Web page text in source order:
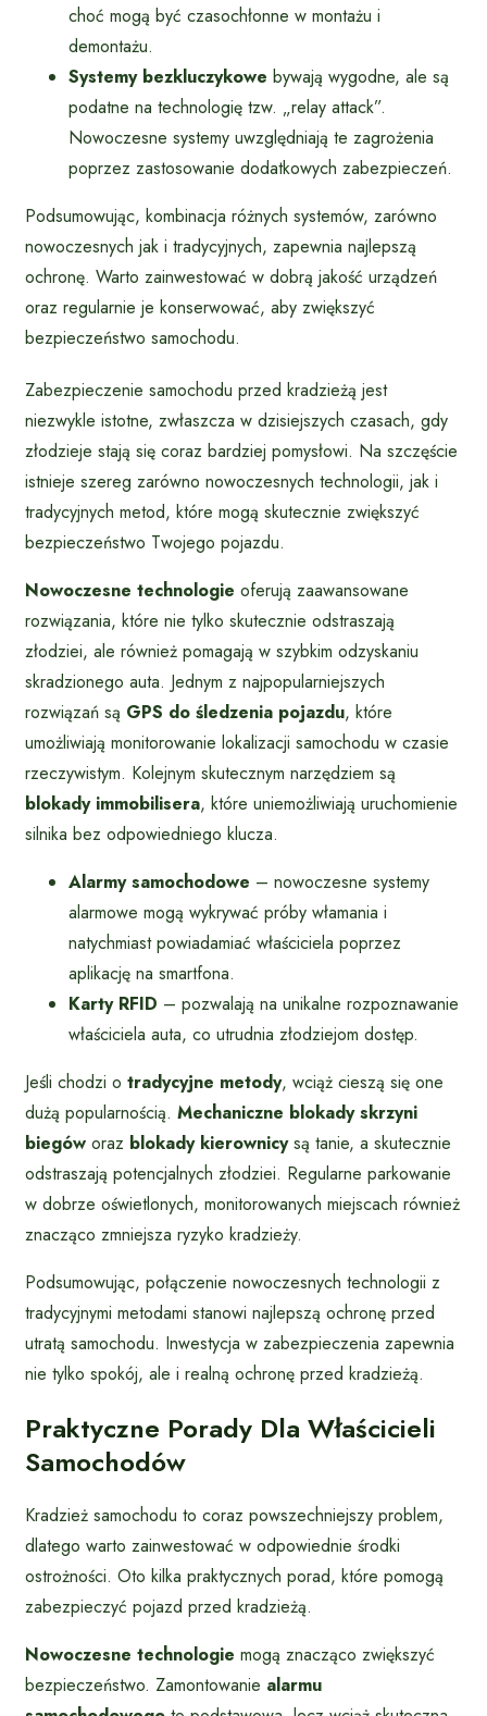
choć mogą być czasochłonne w montażu i
demontażu.
Systemy bezkluczykowe bywają wygodne, ale są
podatne na technologię tzw. „relay attack”.
Nowoczesne systemy uwzględniają te zagrożenia
poprzez zastosowanie dodatkowych zabezpieczeń.
Podsumowując, kombinacja różnych systemów, zarówno
nowoczesnych jak i tradycyjnych, zapewnia najlepszą
ochronę. Warto zainwestować w dobrą jakość urządzeń
oraz regularnie je konserwować, aby zwiększyć
bezpieczeństwo samochodu.
Zabezpieczenie samochodu przed kradzieżą jest
niezwykle istotne, zwłaszcza w dzisiejszych czasach, gdy
złodzieje stają się coraz bardziej pomysłowi. Na szczęście
istnieje szereg zarówno nowoczesnych technologii, jak i
tradycyjnych metod, które mogą skutecznie zwiększyć
bezpieczeństwo Twojego pojazdu.
Nowoczesne technologie oferują zaawansowane
rozwiązania, które nie tylko skutecznie odstraszają
złodziei, ale również pomagają w szybkim odzyskaniu
skradzionego auta. Jednym z najpopularniejszych
rozwiązań są GPS do śledzenia pojazdu, które
umożliwiają monitorowanie lokalizacji samochodu w czasie
rzeczywistym. Kolejnym skutecznym narzędziem są
blokady immobilisera, które uniemożliwiają uruchomienie
silnika bez odpowiedniego klucza.
Alarmy samochodowe – nowoczesne systemy
alarmowe mogą wykrywać próby włamania i
natychmiast powiadamiać właściciela poprzez
aplikację na smartfona.
Karty RFID – pozwalają na unikalne rozpoznawanie
właściciela auta, co utrudnia złodziejom dostęp.
Jeśli chodzi o tradycyjne metody, wciąż cieszą się one
dużą popularnością. Mechaniczne blokady skrzyni
biegów oraz blokady kierownicysą tanie, a skutecznie
odstraszają potencjalnych złodziei. Regularne parkowanie
w dobrze oświetlonych, monitorowanych miejscach również
znacząco zmniejsza ryzyko kradzieży.
Podsumowując, połączenie nowoczesnych technologii z
tradycyjnymi metodami stanowi najlepszą ochronę przed
utratą samochodu. Inwestycja w zabezpieczenia zapewnia
nie tylko spokój, ale i realną ochronę przed kradzieżą.
Praktyczne Porady Dla Właścicieli
Samochodów
Kradzież samochodu to coraz powszechniejszy problem,
dlatego warto zainwestować w odpowiednie środki
ostrożności. Oto kilka praktycznych porad, które pomogą
zabezpieczyć pojazd przed kradzieżą.
Nowoczesne technologie mogą znacząco zwiększyć
bezpieczeństwo. Zamontowanie alarmu